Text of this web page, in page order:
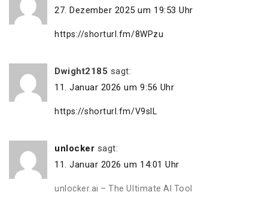
27. Dezember 2025 um 19:53 Uhr
https://shorturl.fm/8WPzu
Dwight2185 sagt:
11. Januar 2026 um 9:56 Uhr
https://shorturl.fm/V9slL
unlocker sagt:
11. Januar 2026 um 14:01 Uhr
unlocker.ai – The Ultimate AI Tool